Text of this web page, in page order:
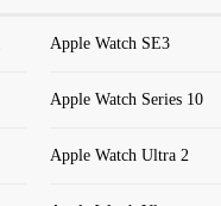
Apple Watch SE3
Apple Watch Series 10
Apple Watch Ultra 2